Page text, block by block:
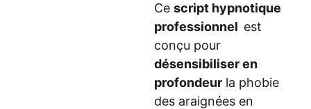
Ce script hypnotique
professionnel est
conçu pour
désensibiliser en
profondeur la phobie
des araignées en